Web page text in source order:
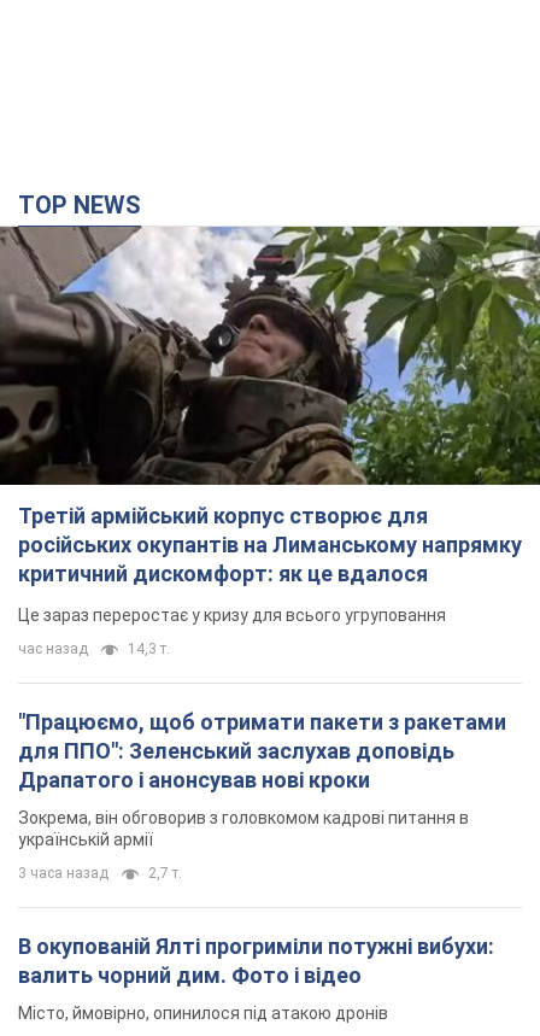
TOP NEWS
Третій армійський корпус створює для
російських окупантів на Лиманському напрямку
критичний дискомфорт: як це вдалося
Це зараз переростає у кризу для всього угруповання
час назад 14,3 т.
"Працюємо, щоб отримати пакети з ракетами
для ППО": Зеленський заслухав доповідь
Драпатого і анонсував нові кроки
Зокрема, він обговорив з головкомом кадрові питання в
українській армії
3 часа назад 2,7 т.
В окупованій Ялті прогриміли потужні вибухи:
валить чорний дим. Фото і відео
Місто, ймовірно, опинилося під атакою дронів